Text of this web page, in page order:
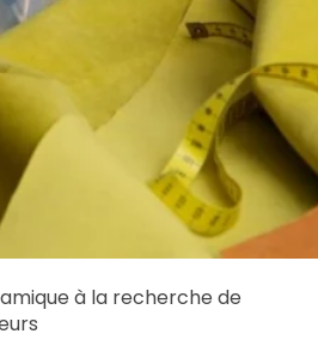
à la recherche de